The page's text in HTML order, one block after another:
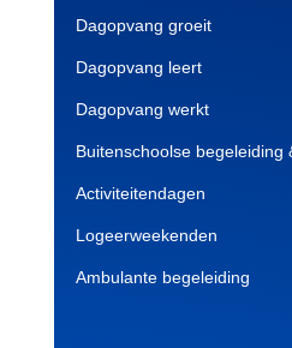
Dagopvang groeit
Dagopvang leert
Dagopvang werkt
Buitenschoolse begeleiding
Activiteitendagen
Logeerweekenden
Ambulante begeleiding